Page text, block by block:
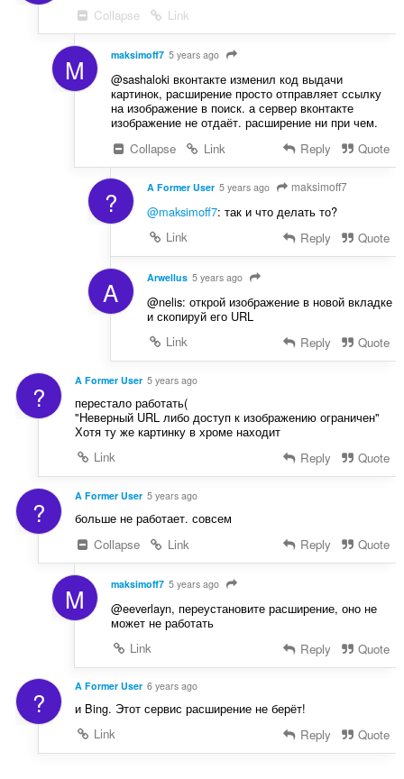
Collapse
Link
M maksimoff7 5 years ago
@sashaloki вконтакте изменил код выдачи
картинок, расширение просто отправляет ссылку
на изображение в поиск. а сервер вконтакте
изображение не отдаёт. расширение ни при чем.
Collapse
Link Reply Quote
? A Former User 5 years ago maksimoff7
@maksimoff7: так и что делать то?
Link
Reply Quote
A Arwellus 5 years ago
@nelis: открой изображение в новой вкладке
и скопируй его URL
Link
Reply Quote
? A Former User 5 years ago
перестало работать(
"Неверный URL либо доступ к изображению ограничен"
Хотя ту же картинку в хроме находит
Link
Reply Quote
? A Former User 5 years ago
больше не работает. совсем
Collapse
Link Reply Quote
M maksimoff7 5 years ago
@eeverlayn, переустановите расширение, оно не
может не работать
Link
Reply Quote
? A Former User 6 years ago
и Bing. Этот сервис расширение не берёт!
Link
Reply Quote